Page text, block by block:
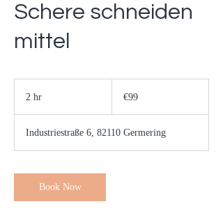
Schere schneiden
mittel
2 hr €99
Industriestraße 6, 82110 Germering
Book Now